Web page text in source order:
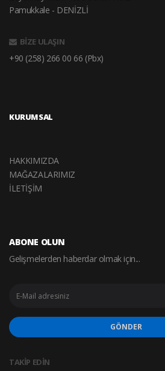
Pamukkale - DENİZLİ
BİZE ULAŞIN
+90 (258) 266 00 66 (Pbx)
KURUMSAL
HAKKIMIZDA
MAĞAZALARIMIZ
İLETİŞİM
ABONE OLUN
Gelişmelerden haberdar olmak için...
GÖNDER
TAKİP EDİN